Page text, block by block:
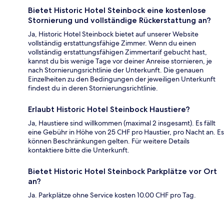
Bietet Historic Hotel Steinbock eine kostenlose
Stornierung und vollständige Rückerstattung an?
Ja, Historic Hotel Steinbock bietet auf unserer Website
vollständig erstattungsfähige Zimmer. Wenn du einen
vollständig erstattungsfähigen Zimmertarif gebucht hast,
kannst du bis wenige Tage vor deiner Anreise stornieren, je
nach Stornierungsrichtlinie der Unterkunft. Die genauen
Einzelheiten zu den Bedingungen der jeweiligen Unterkunft
findest du in deren Stornierungsrichtlinie.
Erlaubt Historic Hotel Steinbock Haustiere?
Ja, Haustiere sind willkommen (maximal 2 insgesamt). Es fällt
eine Gebühr in Höhe von 25 CHF pro Haustier, pro Nacht an. Es
können Beschränkungen gelten. Für weitere Details
kontaktiere bitte die Unterkunft.
Bietet Historic Hotel Steinbock Parkplätze vor Ort
an?
Ja. Parkplätze ohne Service kosten 10.00 CHF pro Tag.